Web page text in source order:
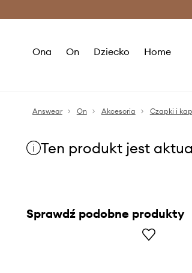
Ona On Dziecko Home
Answear On Akcesoria Czapki i
Ten produkt jest
Sprawdź podobne produkty